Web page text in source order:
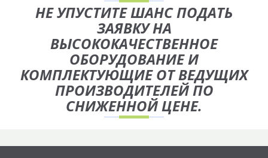
НЕ УПУСТИТЕ ШАНС ПОДАТЬ
ЗАЯВКУ НА
ВЫСОКОКАЧЕСТВЕННОЕ
ОБОРУДОВАНИЕ И
КОМПЛЕКТУЮЩИЕ ОТ ВЕДУЩИХ
ПРОИЗВОДИТЕЛЕЙ ПО
СНИЖЕННОЙ ЦЕНЕ.